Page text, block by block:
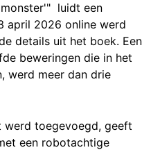
luidt een
april 2026 online werd
details uit het boek. Een
beweringen die in het
werd meer dan drie
werd toegevoegd, geeft
een robotachtige